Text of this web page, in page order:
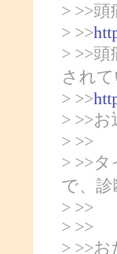
> >>
> >>
> >>
されて
> >>
> >>
> >>
> >>
で、
> >>
> >>
> >>お